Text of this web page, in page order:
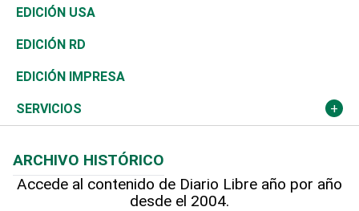
Reportajes
África
Ocenanía
Caribe
Resto del mundo
Vivienda
Telecom.
Global y variable
Economía personal
Buena Vida
Sociales
Novedades
Podcast Arte Libre
Hablando con el pediatra
Ciclismo
Tenis
Olimpismo
Más deportes
Línea de hit
En Directo
Frente al Statu Quo
El Espía
Noticiero Poteleche
Lecturas
Tecnología
Historia
Martes de tecnología
Cambio climático
Economía
Revista
Deportes
Opinión
Hecho en casa
EDICIÓN USA
EDICIÓN RD
EDICIÓN IMPRESA
SERVICIOS
Cumpleaños
ARCHIVO HISTÓRICO
Accede al contenido de Diario Libre año por año
desde el 2004.